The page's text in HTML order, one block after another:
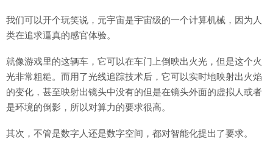
我们可以开个玩笑说，元宇宙是宇宙级的一个计算机械，因为人
类在追求逼真的感官体验。
就像游戏里的这辆车，它可以在车门上倒映出火光，但是这个火
光非常粗糙。而用了光线追踪技术后，它可以实时地映射出火焰
的变化，甚至映射出镜头中没有的但是在镜头外面的虚拟人或者
是环境的倒影，所以对算力的要求很高。
其次，不管是数字人还是数字空间，都对智能化提出了要求。